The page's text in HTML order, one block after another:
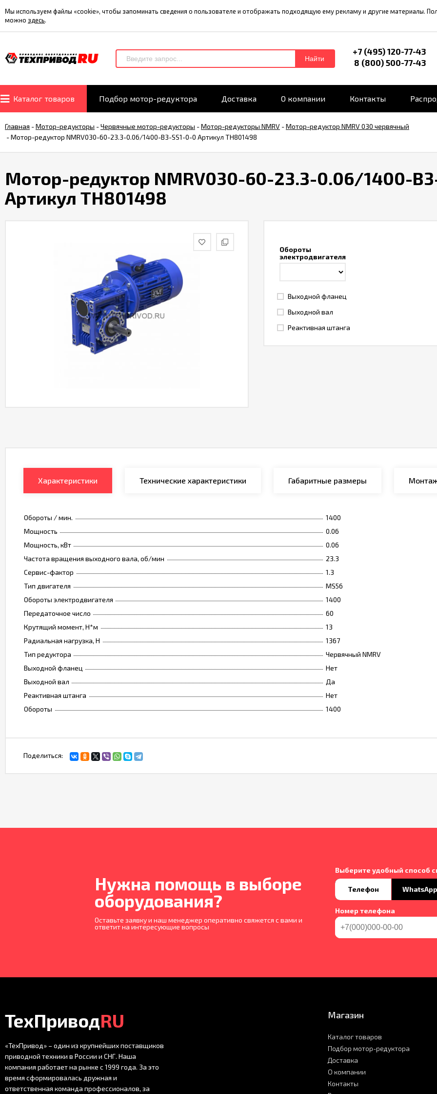
Мы используем файлы «cookie», чтобы запоминать сведения о пользователе и отображать подходящую ему рекламу и другие материалы.
можно здесь.
Найти
+7 (495) 120-77-43
8 (800) 500-77-43
Каталог товаров Подбор мотор-редуктора Доставка О компании Контакты
Главная -Мотор-редукторы -Червячные мотор-редукторы -Мотор-редукторы NMRV -Мотор-редуктор NMRV 030 червячный
-Мотор-редуктор NMRV030-60-23.3-0.06/1400-B3-SS1-0-0 Артикул TH801498
Мотор-редуктор NMRV030-60-23.3-0.06/1400-
Артикул TH801498
Обороты
электродвигателя
Выходной фланец
Выходной вал
Реактивная штанга
Характеристики Технические характеристики Габаритные размеры
Обороты / мин.
1400
Мощность
0.06
Мощность, кВт
0.06
Частота вращения выходного вала, об/мин
23.3
Сервис-фактор
1.3
Тип двигателя
MS56
Обороты электродвигателя
1400
Передаточное число
60
Крутящий момент, Н*м
13
Радиальная нагрузка, Н
1367
Тип редуктора
Червячный NMRV
Выходной фланец
Нет
Выходной вал
Да
Реактивная штанга
Нет
Обороты
1400
Поделиться:
Нужна помощь в выборе
оборудования?
Оставьте заявку и наш менеджер оперативно свяжется с вами и
ответит на интересующие вопросы
Выберите удобный способ
Телефон WhatsApp
Номер телефона
ТехПриводRU
«ТехПривод» – один из крупнейших поставщиков
приводной техники в России и СНГ. Наша
компания работает на рынке с 1999 года. За это
время сформировалась дружная и
ответственная команда профессионалов, за
Магазин
Каталог товаров
Подбор мотор-редуктора
Доставка
О компании
Контакты